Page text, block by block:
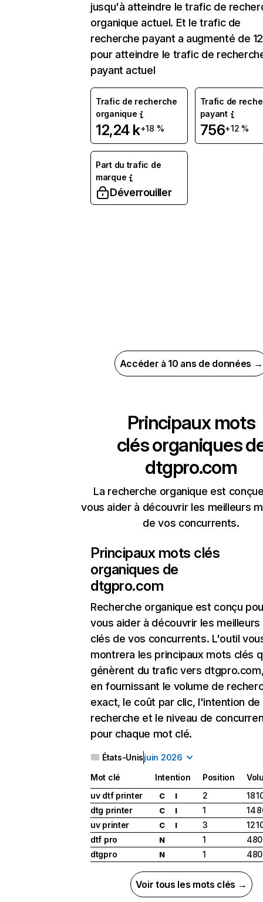
jusqu'à atteindre le trafic de
organique actuel. Et le trafic de
recherche payant a augmenté de
pour atteindre le trafic de
payant actuel
Trafic de recherche
organique
12,24 k+18 %
Trafic de
payant
756+12 %
Part du trafic de
marque
Déverrouiller
Accéder à 10 ans de données →
Principaux mots
clés organiques
dtgpro.com
La recherche organique est
vous aider à découvrir les meilleurs
de vos concurrents.
Principaux mots clés
organiques de
dtgpro.com
Recherche organique est conçu
vous aider à découvrir les
clés de vos concurrents. L'outil
montrera les principaux mots clés
génèrent du trafic vers
en fournissant le volume de
exact, le coût par clic, l'intention de
recherche et le niveau de
pour chaque mot clé.
États-Unisjuin 2026
Mot clé Intention Position
uv dtf printer
C I 2
18
dtg printer
C I 1
14
uv printer
C I 3
12
dtf pro
N 1
480
dtgpro
N 1 480
Voir tous les mots clés →